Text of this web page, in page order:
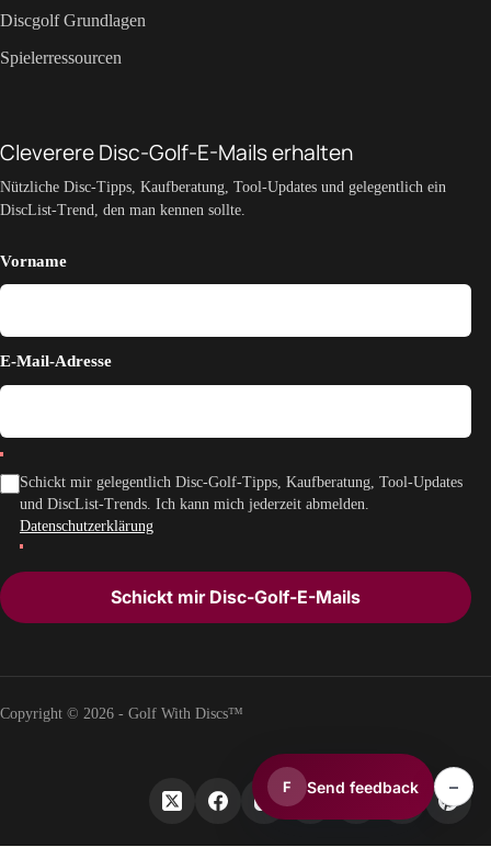
Discgolf Grundlagen
Spielerressourcen
Cleverere Disc-Golf-E-Mails erhalten
Nützliche Disc-Tipps, Kaufberatung, Tool-Updates und gelegentlich ein
DiscList-Trend, den man kennen sollte.
Vorname
E-Mail-Adresse
Schickt mir gelegentlich Disc-Golf-Tipps, Kaufberatung, Tool-Updates
und DiscList-Trends. Ich kann mich jederzeit abmelden.
Datenschutzerklärung
Schickt mir Disc-Golf-E-Mails
Copyright © 2026 - Golf With Discs™
F Send feedback –